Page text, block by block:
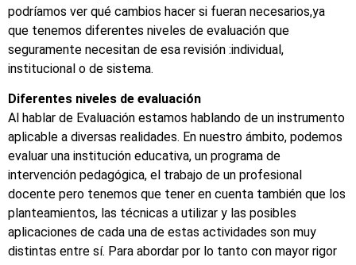
podríamos ver qué cambios hacer si fueran necesarios,ya
que tenemos diferentes niveles de evaluación que
seguramente necesitan de esa revisión :individual,
institucional o de sistema.
Diferentes niveles de evaluación
Al hablar de Evaluación estamos hablando de un instrumento
aplicable a diversas realidades. En nuestro ámbito, podemos
evaluar una institución educativa, un programa de
intervención pedagógica, el trabajo de un profesional
docente pero tenemos que tener en cuenta también que los
planteamientos, las técnicas a utilizar y las posibles
aplicaciones de cada una de estas actividades son muy
distintas entre sí. Para abordar por lo tanto con mayor rigor